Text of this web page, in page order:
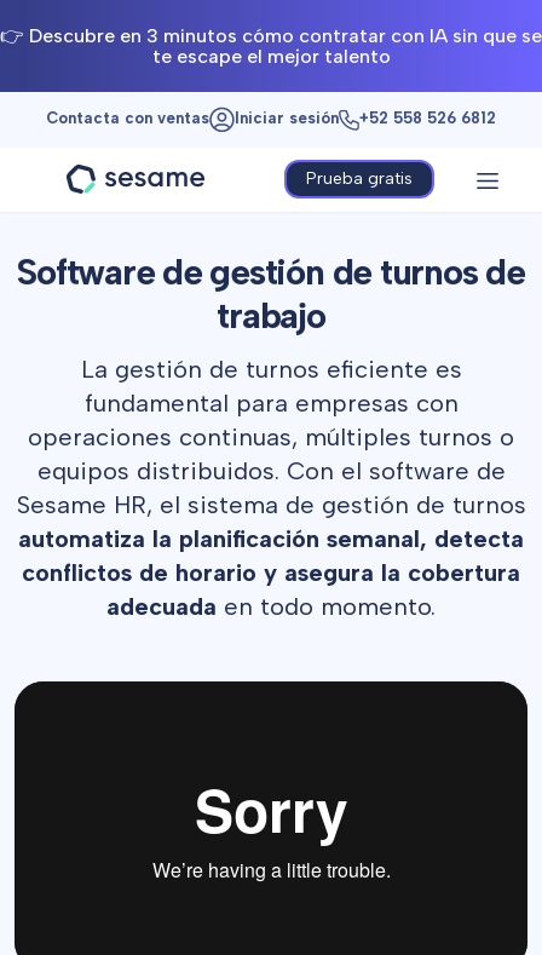
👉 Descubre en 3 minutos cómo contratar con IA sin que se
te escape el mejor talento
Contacta con ventas Iniciar sesión +52 558 526 6812
Prueba gratis
Software de gestión de turnos de
trabajo
La gestión de turnos eficiente es
fundamental para empresas con
operaciones continuas, múltiples turnos o
equipos distribuidos. Con el software de
Sesame HR, el sistema de gestión de turnos
automatiza la planificación semanal, detecta
conflictos de horario y asegura la cobertura
adecuada en todo momento.